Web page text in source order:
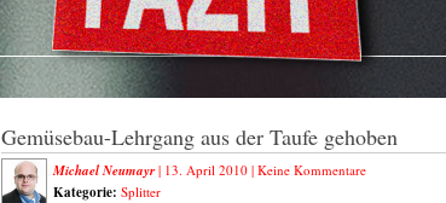
Gemüsebau-Lehrgang aus der Taufe gehoben
Michael Neumayr| 13. April 2010 | Keine Kommentare
Kategorie: Splitter